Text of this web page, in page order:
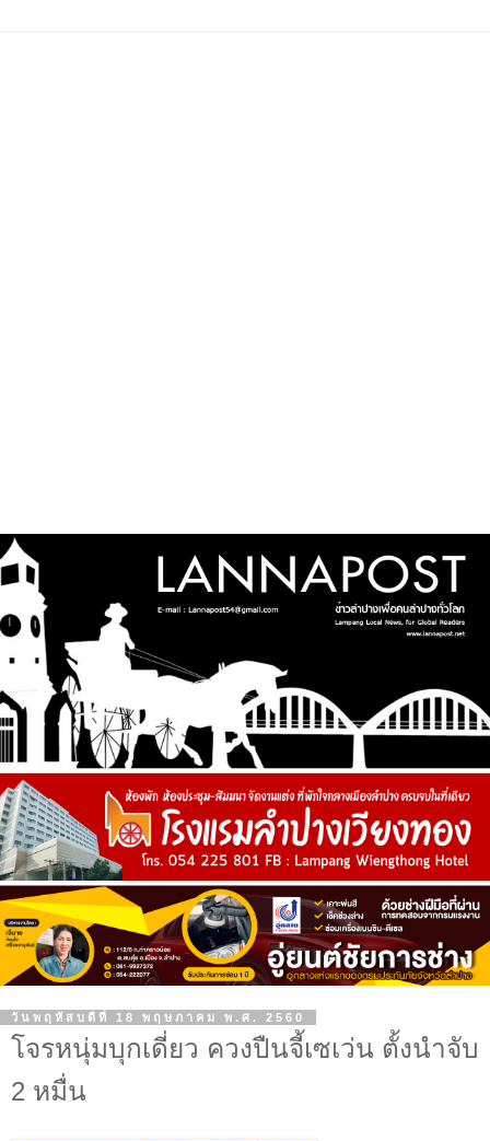
วันพฤหัสบดีที่ 18 พฤษภาคม พ.ศ. 2560
โจรหนุ่มบุกเดี่ยว ควงปืนจี้เซเว่น ตั้งนำจับ
2 หมื่น